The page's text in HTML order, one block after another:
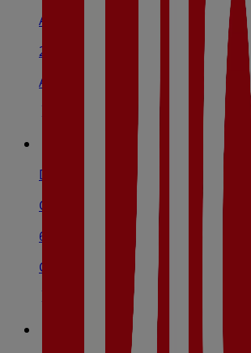
Avenida De Irlanda, S/N, Toledo
2.8 km
Abierto
Dia
Carretera Toledo, 18, Argés
6.8 km
Cerrado